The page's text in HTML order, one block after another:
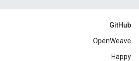
GitHub
OpenWeave
Happy